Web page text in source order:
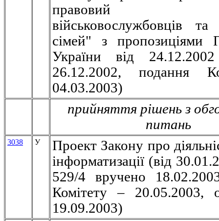
правовий
військовослужбовців
сімей" з пропозиціями
України від
26.12.2002, подання
04.03.2003)
прийняття рішень з
питань
3038 У
Проект Закону про
інформатизації (вiд
529/4 вручено
Комітету – 20.05.2003,
19.09.2003)